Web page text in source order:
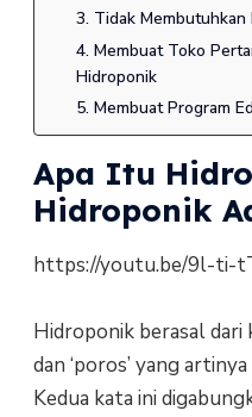
3. Tidak Membutuhkan
4. Membuat Toko
Hidroponik
5. Membuat Program
Apa Itu
Hidroponik
https://youtu.be/9l-ti-
Hidroponik berasal dari
dan ‘poros’ yang
Kedua kata ini